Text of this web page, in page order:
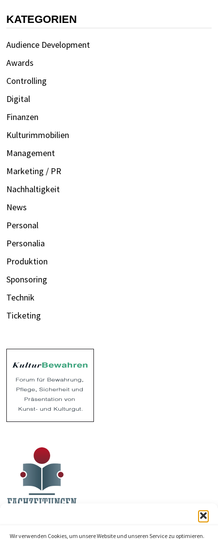
Wir verwenden Cookies, um unsere Website und unseren Service zu optimieren.
KATEGORIEN
Audience Development
Awards
Controlling
Digital
Finanzen
Kulturimmobilien
Management
Marketing / PR
Nachhaltigkeit
News
Personal
Personalia
Produktion
Sponsoring
Technik
Ticketing